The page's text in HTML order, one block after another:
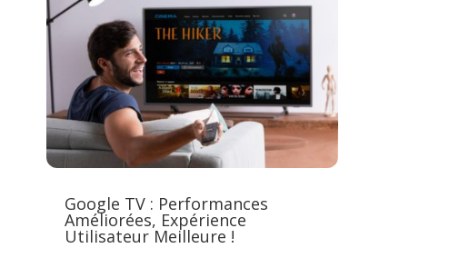
Google TV : Performances
Améliorées, Expérience
Utilisateur Meilleure !